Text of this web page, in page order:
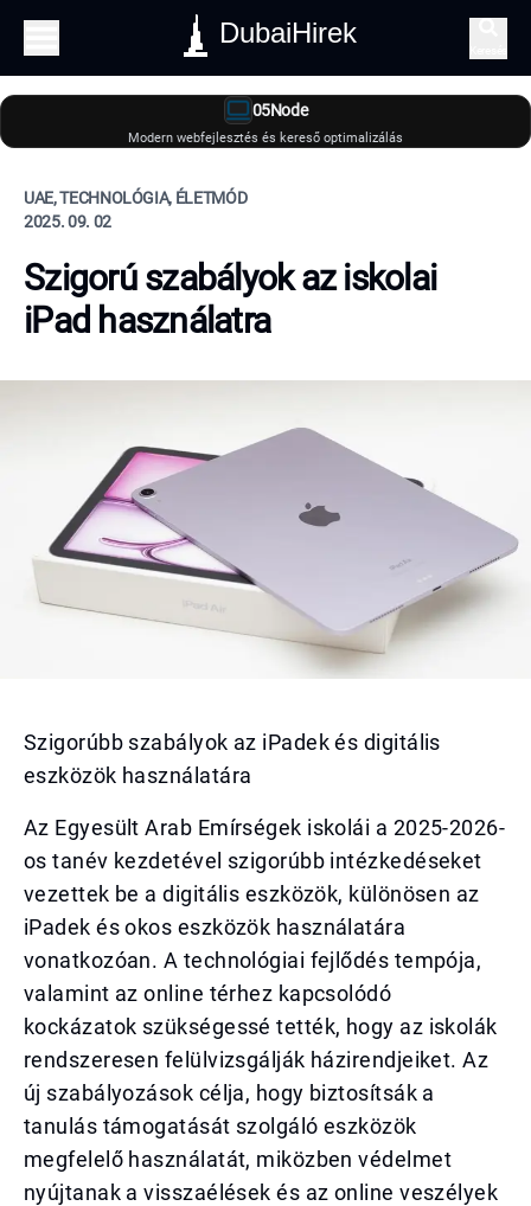
DubaiHirek
05Node
Modern webfejlesztés és kereső optimalizálás
UAE, TECHNOLÓGIA, ÉLETMÓD
2025. 09. 02
Szigorú szabályok az iskolai
iPad használatra
Szigorúbb szabályok az iPadek és digitális
eszközök használatára
Az Egyesült Arab Emírségek iskolái a 2025-2026-
os tanév kezdetével szigorúbb intézkedéseket
vezettek be a digitális eszközök, különösen az
iPadek és okos eszközök használatára
vonatkozóan. A technológiai fejlődés tempója,
valamint az online térhez kapcsolódó
kockázatok szükségessé tették, hogy az iskolák
rendszeresen felülvizsgálják házirendjeiket. Az
új szabályozások célja, hogy biztosítsák a
tanulás támogatását szolgáló eszközök
megfelelő használatát, miközben védelmet
nyújtanak a visszaélések és az online veszélyek